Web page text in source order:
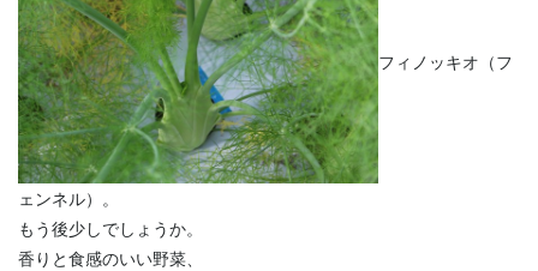
フィノッキオ（フ
ェンネル）。
もう後少しでしょうか。
香りと食感のいい野菜、